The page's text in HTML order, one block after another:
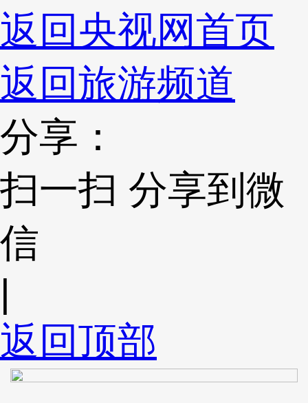
返回央视网首页
返回旅游频道
分享：
扫一扫 分享到微
信
|
返回顶部